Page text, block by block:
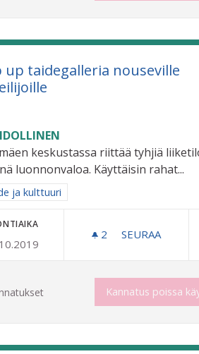
up taidegalleria nouseville
keskustassa riittää tyhjiä
luonnonvaloa. Käyttäisin rahat...
tulokset aihepiirin mukaan: Taide ja
ja kulttuuri
2 2 SEURAAJAA
SEURAA
Kannatus poissa